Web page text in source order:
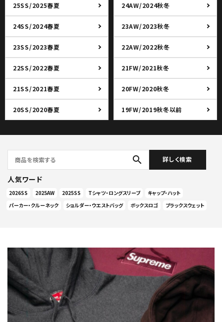
25SS/2025春夏 24AW/2024秋冬
24SS/2024春夏 23AW/2023秋冬
23SS/2023春夏 22AW/2022秋冬
22SS/2022春夏 21FW/2021秋冬
21SS/2021春夏 20FW/2020秋冬
20SS/2020春夏 19FW/2019秋冬以前
search 詳しく検索
人気ワード
2026SS 2025AW 2025SS Tシャツ・ロングスリーブ
キャップ・ハット
パーカー・クルーネック
ショルダー・ウエストバッグ ボックスロゴ ブラックスウェット